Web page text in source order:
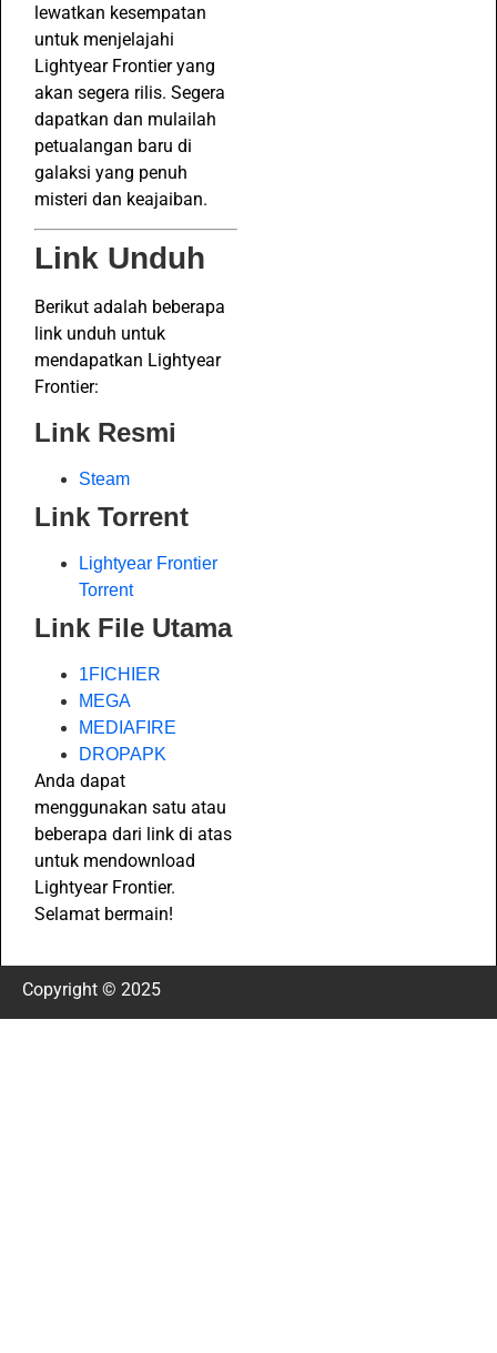
lewatkan kesempatan
untuk menjelajahi
Lightyear Frontier yang
akan segera rilis. Segera
dapatkan dan mulailah
petualangan baru di
galaksi yang penuh
misteri dan keajaiban.
Link Unduh
Berikut adalah beberapa
link unduh untuk
mendapatkan Lightyear
Frontier:
Link Resmi
Steam
Link Torrent
Lightyear Frontier
Torrent
Link File Utama
1FICHIER
MEGA
MEDIAFIRE
DROPAPK
Anda dapat
menggunakan satu atau
beberapa dari link di atas
untuk mendownload
Lightyear Frontier.
Selamat bermain!
Copyright © 2025